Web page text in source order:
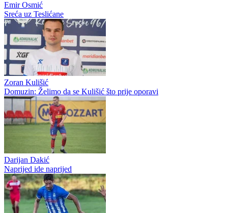
Emir Osmić
Sreća uz Teslićane
Zoran Kulišić
Domuzin: Želimo da se Kulišić što prije oporavi
Darijan Dakić
Naprijed ide naprijed